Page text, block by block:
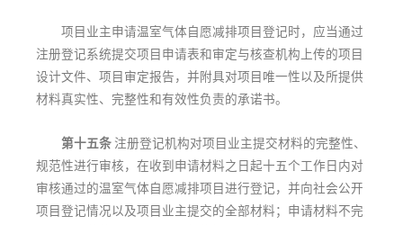
项目业主申请温室气体自愿减排项目登记时，应当通过
注册登记系统提交项目申请表和审定与核查机构上传的项目
设计文件、项目审定报告，并附具对项目唯一性以及所提供
材料真实性、完整性和有效性负责的承诺书。
第十五条 注册登记机构对项目业主提交材料的完整性、
规范性进行审核，在收到申请材料之日起十五个工作日内对
审核通过的温室气体自愿减排项目进行登记，并向社会公开
项目登记情况以及项目业主提交的全部材料；申请材料不完